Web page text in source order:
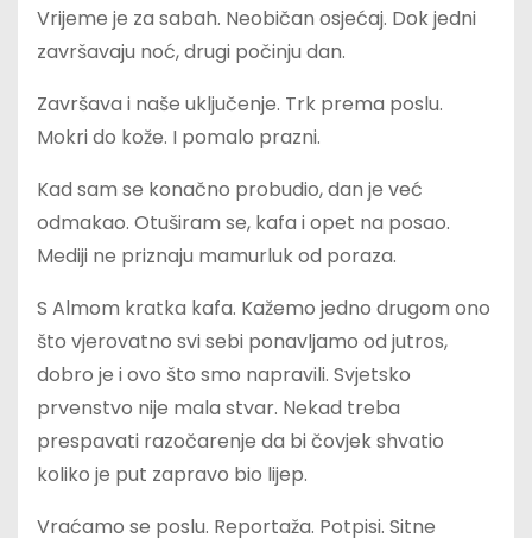
Vrijeme je za sabah. Neobičan osjećaj. Dok jedni
završavaju noć, drugi počinju dan.
Završava i naše uključenje. Trk prema poslu.
Mokri do kože. I pomalo prazni.
Kad sam se konačno probudio, dan je već
odmakao. Otuširam se, kafa i opet na posao.
Mediji ne priznaju mamurluk od poraza.
S Almom kratka kafa. Kažemo jedno drugom ono
što vjerovatno svi sebi ponavljamo od jutros,
dobro je i ovo što smo napravili. Svjetsko
prvenstvo nije mala stvar. Nekad treba
prespavati razočarenje da bi čovjek shvatio
koliko je put zapravo bio lijep.
Vraćamo se poslu. Reportaža. Potpisi. Sitne